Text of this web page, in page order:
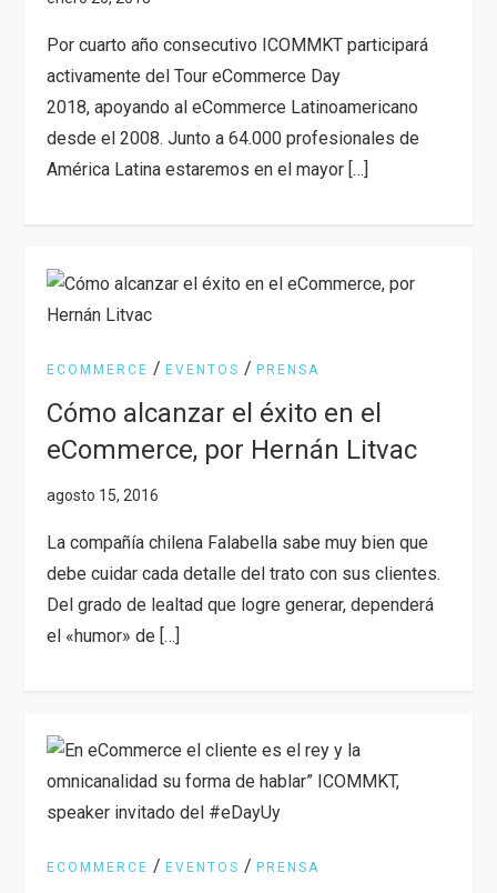
Por cuarto año consecutivo ICOMMKT participará
activamente del Tour eCommerce Day
2018, apoyando al eCommerce Latinoamericano
desde el 2008. Junto a 64.000 profesionales de
América Latina estaremos en el mayor […]
ECOMMERCE / EVENTOS / PRENSA
Cómo alcanzar el éxito en el
eCommerce, por Hernán Litvac
La compañía chilena Falabella sabe muy bien que
debe cuidar cada detalle del trato con sus clientes.
Del grado de lealtad que logre generar, dependerá
el «humor» de […]
ECOMMERCE / EVENTOS / PRENSA